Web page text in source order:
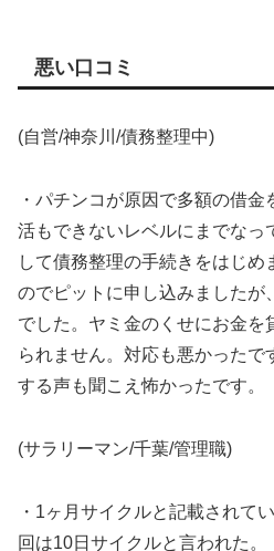
悪い口コミ
(自営/神奈川/債務整理中)
・パチンコが原因で多額の借
活もできないレベルにまでなっ
して債務整理の手続きをはじめ
のでピットに申し込みましたが
でした。ヤミ金のくせにお金を
られません。対応も悪かったで
する声も聞こえ怖かったです。
(サラリーマン/千葉/管理職)
・1ヶ月サイクルと記載されて
回は10日サイクルと言われた。